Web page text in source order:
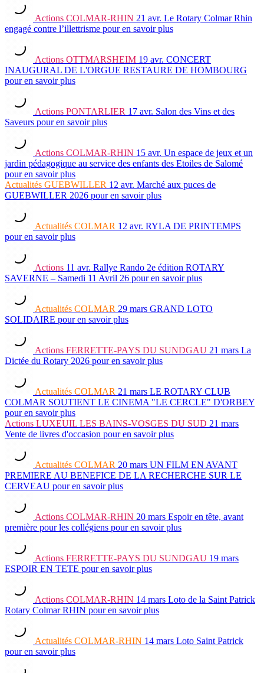
Actions COLMAR-RHIN 21 avr. Le Rotary Colmar Rhin
engagé contre l’illettrisme pour en savoir plus
Actions OTTMARSHEIM 19 avr. CONCERT
INAUGURAL DE L'ORGUE RESTAURE DE HOMBOURG
pour en savoir plus
Actions PONTARLIER 17 avr. Salon des Vins et des
Saveurs pour en savoir plus
Actions COLMAR-RHIN 15 avr. Un espace de jeux et un
jardin pédagogique au service des enfants des Etoiles de Salomé
pour en savoir plus
Actualités GUEBWILLER 12 avr. Marché aux puces de
GUEBWILLER 2026 pour en savoir plus
Actualités COLMAR 12 avr. RYLA DE PRINTEMPS
pour en savoir plus
Actions 11 avr. Rallye Rando 2e édition ROTARY
SAVERNE – Samedi 11 Avril 26 pour en savoir plus
Actualités COLMAR 29 mars GRAND LOTO
SOLIDAIRE pour en savoir plus
Actions FERRETTE-PAYS DU SUNDGAU 21 mars La
Dictée du Rotary 2026 pour en savoir plus
Actualités COLMAR 21 mars LE ROTARY CLUB
COLMAR SOUTIENT LE CINEMA "LE CERCLE" D'ORBEY
pour en savoir plus
Actions LUXEUIL LES BAINS-VOSGES DU SUD 21 mars
Vente de livres d'occasion pour en savoir plus
Actualités COLMAR 20 mars UN FILM EN AVANT
PREMIERE AU BENEFICE DE LA RECHERCHE SUR LE
CERVEAU pour en savoir plus
Actions COLMAR-RHIN 20 mars Espoir en tête, avant
première pour les collégiens pour en savoir plus
Actions FERRETTE-PAYS DU SUNDGAU 19 mars
ESPOIR EN TETE pour en savoir plus
Actions COLMAR-RHIN 14 mars Loto de la Saint Patrick
Rotary Colmar RHIN pour en savoir plus
Actualités COLMAR-RHIN 14 mars Loto Saint Patrick
pour en savoir plus